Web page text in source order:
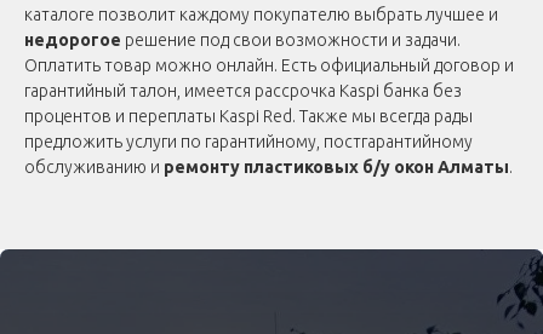
каталоге позволит каждому покупателю выбрать лучшее и
недорогое решение под свои возможности и задачи.
Оплатить товар можно онлайн. Есть официальный договор и
гарантийный талон, имеется рассрочка Kaspi банка без
процентов и переплаты Kaspi Red. Также мы всегда рады
предложить услуги по гарантийному, постгарантийному
обслуживанию и ремонту пластиковых б/у окон Алматы.